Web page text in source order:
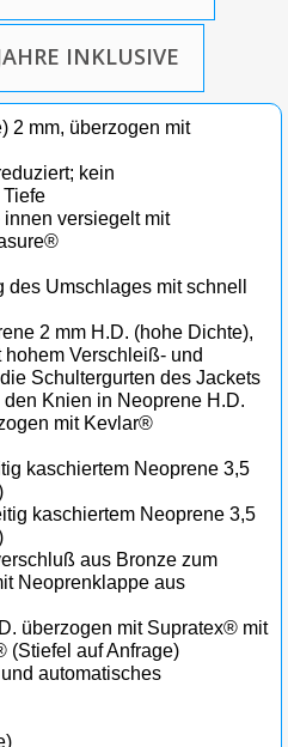
INKLUSIVE
2 mm, überzogen mit
kein
versiegelt mit
Umschlages mit schnell
2 mm H.D. (hohe Dichte),
Verschleiß- und
Schultergurten des Jackets
Knien in Neoprene H.D.
mit Kevlar®
kaschiertem Neoprene 3,5
kaschiertem Neoprene 3,5
aus Bronze zum
Neoprenklappe aus
überzogen mit Supratex® mit
(Stiefel auf Anfrage)
automatisches